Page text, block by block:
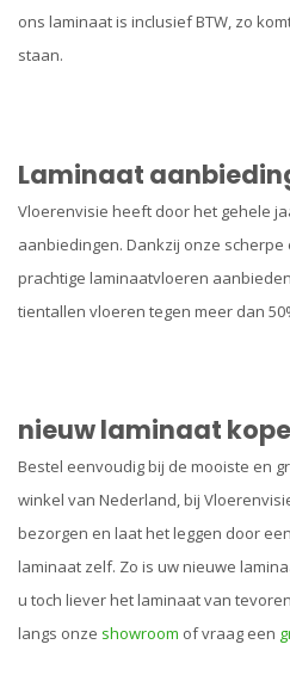
ons laminaat is inclusief BTW, zo
staan.
Laminaat
Vloerenvisie heeft door het gehele
aanbiedingen. Dankzij onze
prachtige laminaatvloeren
tientallen vloeren tegen meer dan
nieuw laminaat
Bestel eenvoudig bij de mooiste en
winkel van Nederland, bij
bezorgen en laat het leggen door
laminaat zelf. Zo is uw nieuwe
u toch liever het laminaat van
langs onze showroom of vraag een